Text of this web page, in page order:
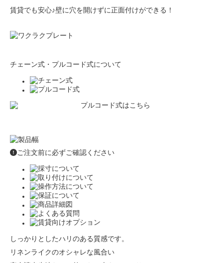
賃貸でも安心♪壁に穴を開けずに正面付けができる！
チェーン式・プルコード式について
ご注文前に必ずご確認ください
しっかりとしたハリのある質感です。
リネンライクのオシャレな風合い